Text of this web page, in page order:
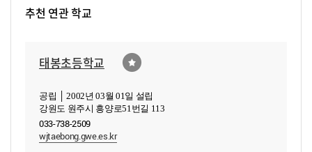
추천 연관 학교
태봉초등학교
공립 │ 2002년 03월 01일 설립
강원도 원주시 흥양로51번길 113
033-738-2509
wjtaebong.gwe.es.kr